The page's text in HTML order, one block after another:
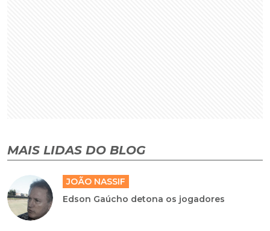
MAIS LIDAS DO BLOG
JOÃO NASSIF
Edson Gaúcho detona os jogadores